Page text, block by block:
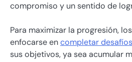
compromiso y un sentido de
Para maximizar la progresión,
enfocarse encompletar desafíos
sus objetivos, ya sea acumular